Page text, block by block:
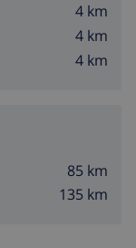
4 km
4 km
4 km
85 km
135 km